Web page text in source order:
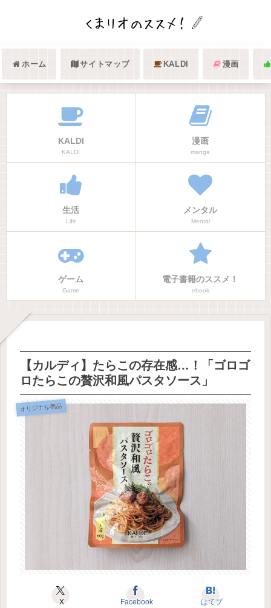
ホーム サイトマップ KALDI 漫画
KALDI
KALDI
漫画
manga
生活
Life
メンタル
Mental
ゲーム
Game
電子書籍のススメ！
ebook
【カルディ】たらこの存在感…！「ゴロゴ
ロたらこの贅沢和風パスタソース」
オリジナル商品
X Facebook はてブ